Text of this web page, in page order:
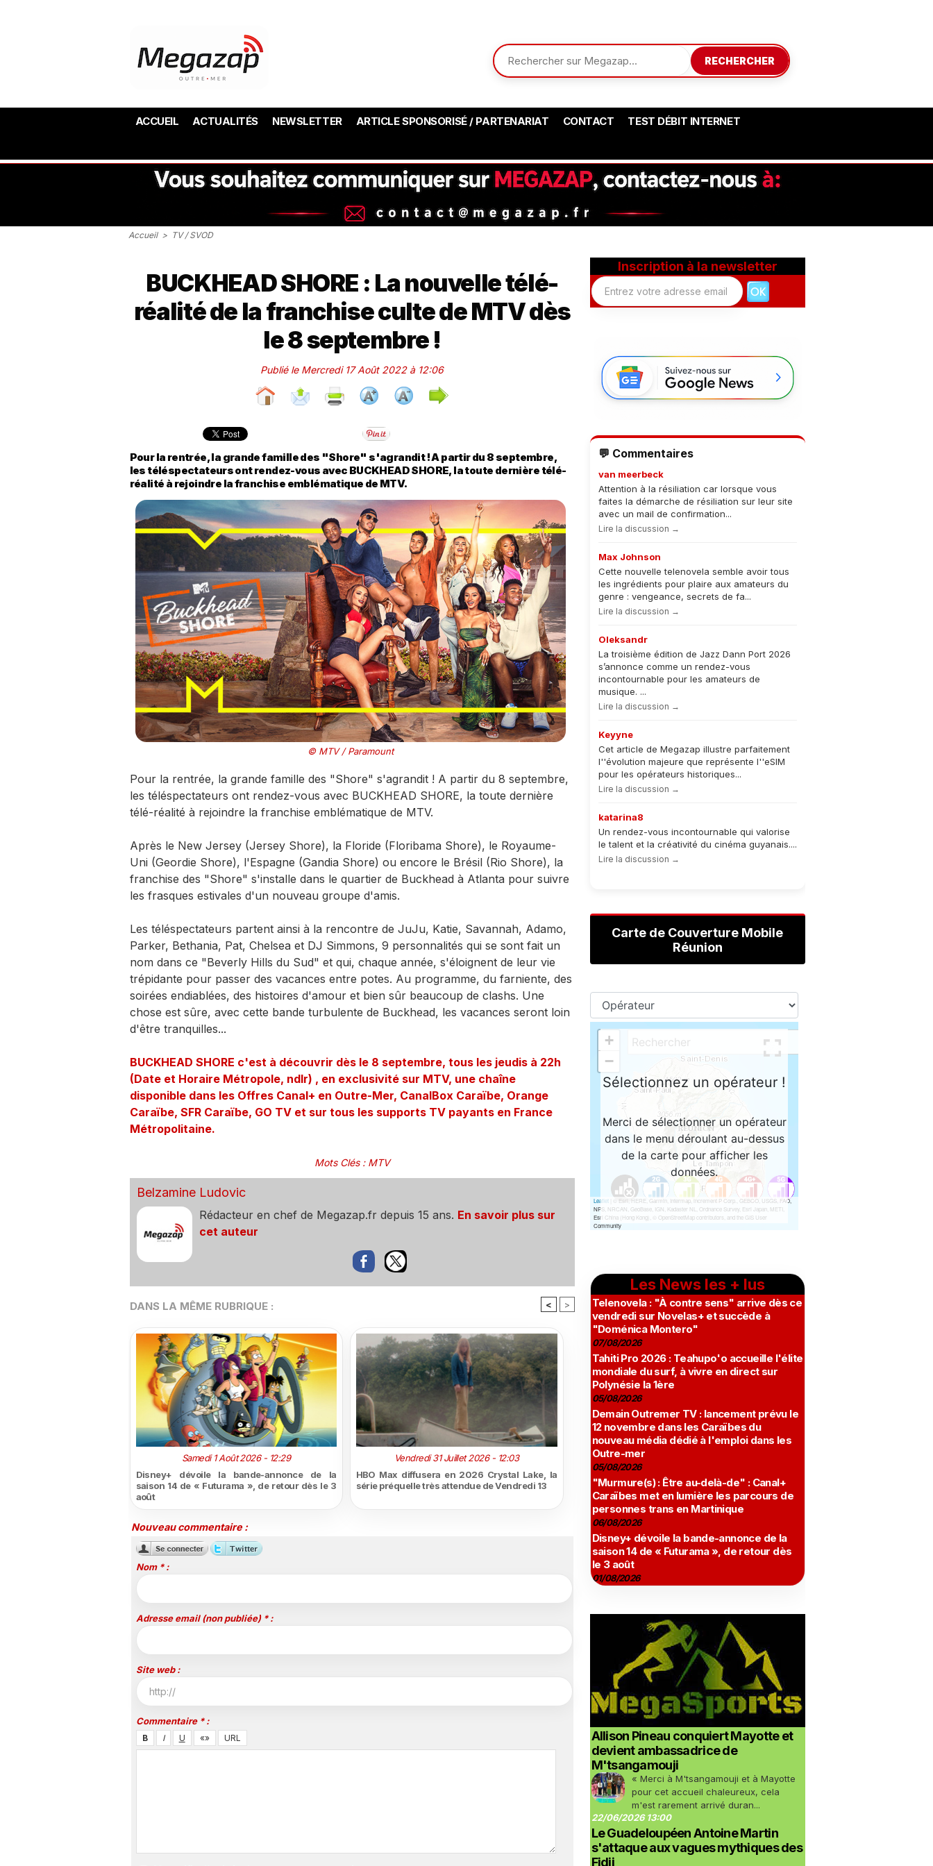
RECHERCHER
ACCUEIL ACTUALITÉS NEWSLETTER ARTICLE SPONSORISÉ / PARTENARIAT CONTACT TEST DÉBIT INTERNET
Accueil > TV / SVOD
BUCKHEAD SHORE : La nouvelle télé-
réalité de la franchise culte de MTV dès
le 8 septembre !
Publié le Mercredi 17 Août 2022 à 12:06
Pour la rentrée, la grande famille des "Shore" s'agrandit ! A partir du 8 septembre,
les téléspectateurs ont rendez-vous avec BUCKHEAD SHORE, la toute dernière télé-
réalité à rejoindre la franchise emblématique de MTV.
© MTV / Paramount
Pour la rentrée, la grande famille des "Shore" s'agrandit ! A partir du 8 septembre,
les téléspectateurs ont rendez-vous avec BUCKHEAD SHORE, la toute dernière
télé-réalité à rejoindre la franchise emblématique de MTV.
Après le New Jersey (Jersey Shore), la Floride (Floribama Shore), le Royaume-
Uni (Geordie Shore), l'Espagne (Gandia Shore) ou encore le Brésil (Rio Shore), la
franchise des "Shore" s'installe dans le quartier de Buckhead à Atlanta pour suivre
les frasques estivales d'un nouveau groupe d'amis.
Les téléspectateurs partent ainsi à la rencontre de JuJu, Katie, Savannah, Adamo,
Parker, Bethania, Pat, Chelsea et DJ Simmons, 9 personnalités qui se sont fait un
nom dans ce "Beverly Hills du Sud" et qui, chaque année, s'éloignent de leur vie
trépidante pour passer des vacances entre potes. Au programme, du farniente, des
soirées endiablées, des histoires d'amour et bien sûr beaucoup de clashs. Une
chose est sûre, avec cette bande turbulente de Buckhead, les vacances seront loin
d'être tranquilles...
BUCKHEAD SHORE c'est à découvrir dès le 8 septembre, tous les jeudis à 22h
(Date et Horaire Métropole, ndlr) , en exclusivité sur MTV, une chaîne
disponible dans les Offres Canal+ en Outre-Mer, CanalBox Caraïbe, Orange
Caraïbe, SFR Caraïbe, GO TV et sur tous les supports TV payants en France
Métropolitaine.
Mots Clés: MTV
Belzamine Ludovic
Rédacteur en chef de Megazap.fr depuis 15 ans. En savoir plus sur
cet auteur
DANS LA MÊME RUBRIQUE : < >
Samedi 1 Août 2026 - 12:29
Disney+ dévoile la bande-annonce de la
saison 14 de « Futurama », de retour dès le 3
août
Vendredi 31 Juillet 2026 - 12:03
HBO Max diffusera en 2026 Crystal Lake, la
série préquelle très attendue de Vendredi 13
Nouveau commentaire :
Nom * :
Adresse email (non publiée) * :
Site web :
Commentaire * :
Inscription à la newsletter
💬 Commentaires
van meerbeck
Attention à la résiliation car lorsque vous
faites la démarche de résiliation sur leur site
avec un mail de confirmation...
Lire la discussion →
Max Johnson
Cette nouvelle telenovela semble avoir tous
les ingrédients pour plaire aux amateurs du
genre : vengeance, secrets de fa...
Lire la discussion →
Oleksandr
La troisième édition de Jazz Dann Port 2026
s’annonce comme un rendez-vous
incontournable pour les amateurs de
musique. ...
Lire la discussion →
Keyyne
Cet article de Megazap illustre parfaitement
l''évolution majeure que représente l''eSIM
pour les opérateurs historiques...
Lire la discussion →
katarina8
Un rendez-vous incontournable qui valorise
le talent et la créativité du cinéma guyanais....
Lire la discussion →
Carte de Couverture Mobile
Réunion
Les News les + lus
Telenovela : "À contre sens" arrive dès ce
vendredi sur Novelas+ et succède à
"Doménica Montero"
07/08/2026
Tahiti Pro 2026 : Teahupo'o accueille l'élite
mondiale du surf, à vivre en direct sur
Polynésie la 1ère
05/08/2026
Demain Outremer TV : lancement prévu le
12 novembre dans les Caraïbes du
nouveau média dédié à l'emploi dans les
Outre-mer
05/08/2026
"Murmure(s) : Être au-delà-de" : Canal+
Caraïbes met en lumière les parcours de
personnes trans en Martinique
06/08/2026
Disney+ dévoile la bande-annonce de la
saison 14 de « Futurama », de retour dès
le 3 août
01/08/2026
Allison Pineau conquiert Mayotte et
devient ambassadrice de
M'tsangamouji
« Merci à M'tsangamouji et à Mayotte
pour cet accueil chaleureux, cela
m'est rarement arrivé duran...
22/06/2026 13:00
Le Guadeloupéen Antoine Martin
s'attaque aux vagues mythiques des
Fidji